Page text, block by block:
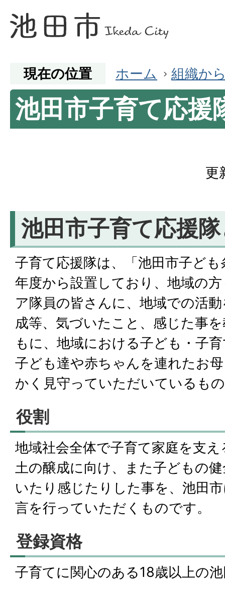
現在の位置 ホーム 組織か
池田市子育て応援
更
池田市子育て応援
子育て応援隊は、「池田市子ど
年度から設置しており、地域の
ア隊員の皆さんに、地域での活
成等、気づいたこと、感じた事
もに、地域における子ども・子
子ども達や赤ちゃんを連れたお
かく見守っていただいているも
役割
地域社会全体で子育て家庭を支
土の醸成に向け、また子どもの
いたり感じたりした事を、池田
言を行っていただくものです。
登録資格
子育てに関心のある18歳以上の